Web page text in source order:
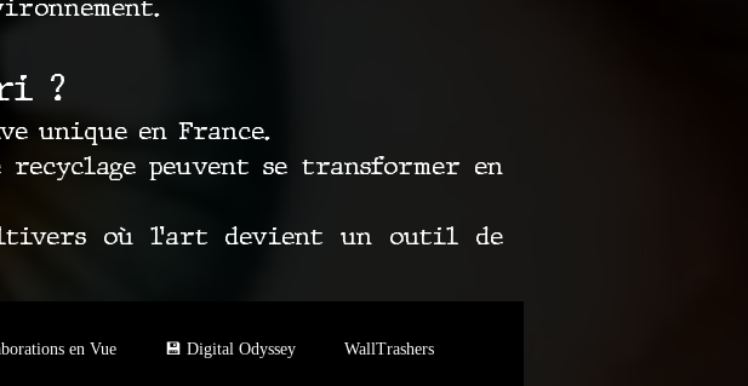
?
unique en France.
peuvent se transformer en
où l’art devient un outil de
en Vue 💾 Digital Odyssey WallTrashers